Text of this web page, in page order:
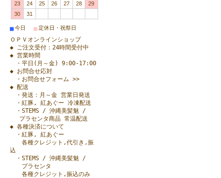
23
24 25 26 27 28
29
30
31
■今日 ■定休日・祝祭日
ＯＰＶオンラインショップ
◆ ご注文受付：24時間受付中
◆ 営業時間
・平日(月～金) 9:00-17:00
◆ お問合せ応対
・お問合せフォーム >>
◆ 配送
・発送：月～金 営業日発送
・紅豚, 紅あぐー 冷凍配送
・STEMS / 沖縄美髪魅 /
プラセンタ商品 常温配送
◆ 各種決済について
・紅豚, 紅あぐー
各種クレジット,代引き,振
込
・STEMS / 沖縄美髪魅 /
プラセンタ
各種クレジット,振込のみ